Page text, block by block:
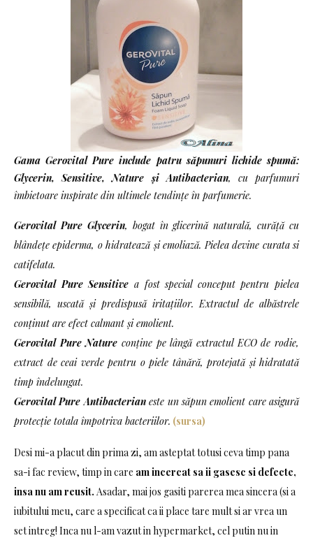
Gama Gerovital Pure include patru săpunuri lichide spumă:
Glycerin, Sensitive, Nature şi Antibacterian, cu parfumuri
îmbietoare inspirate din ultimele tendinţe în parfumerie.
Gerovital Pure Glycerin, bogat în glicerină naturală, curăţă cu
blândeţe epiderma, o hidratează şi emoliază. Pielea devine curata si
catifelata.
Gerovital Pure Sensitive a fost special conceput pentru pielea
sensibilă, uscată şi predispusă iritaţiilor. Extractul de albăstrele
conţinut are efect calmant şi emolient.
Gerovital Pure Nature conţine pe lângă extractul ECO de rodie,
extract de ceai verde pentru o piele tânără, protejată şi hidratată
timp îndelungat.
Gerovital Pure Antibacterianeste un săpun emolient care asigură
protecţie totala împotriva bacteriilor. (sursa)
Desi mi-a placut din prima zi, am asteptat totusi ceva timp pana
sa-i fac review, timp in care am incercat sa ii gasesc si defecte,
insa nu am reusit. Asadar, mai jos gasiti parerea mea sincera (si a
iubitului meu, care a specificat ca ii place tare mult si ar vrea un
set intreg! Inca nu l-am vazut in hypermarket, cel putin nu in